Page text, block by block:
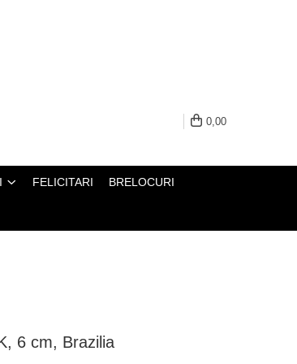
0,00
FELICITARI BRELOCURI
6 cm, Brazilia